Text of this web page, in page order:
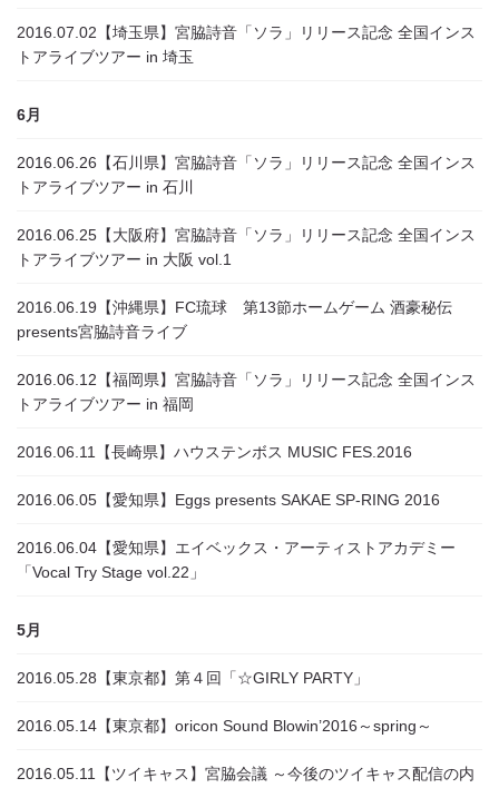
2016.07.02 【埼玉県】宮脇詩音「ソラ」リリース記念 全国インス
トアライブツアー in 埼玉
6月
2016.06.26 【石川県】宮脇詩音「ソラ」リリース記念 全国インス
トアライブツアー in 石川
2016.06.25 【大阪府】宮脇詩音「ソラ」リリース記念 全国インス
トアライブツアー in 大阪 vol.1
2016.06.19 【沖縄県】FC琉球 第13節ホームゲーム 酒豪秘伝
presents宮脇詩音ライブ
2016.06.12 【福岡県】宮脇詩音「ソラ」リリース記念 全国インス
トアライブツアー in 福岡
2016.06.11 【長崎県】ハウステンボス MUSIC FES.2016
2016.06.05 【愛知県】Eggs presents SAKAE SP-RING 2016
2016.06.04 【愛知県】エイベックス・アーティストアカデミー
「Vocal Try Stage vol.22」
5月
2016.05.28 【東京都】第４回「☆GIRLY PARTY」
2016.05.14 【東京都】oricon Sound Blowin’2016～spring～
2016.05.11
【ツイキャス】宮脇会議 ～今後のツイキャス配信の内